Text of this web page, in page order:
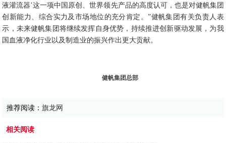
液灌流器’这一项中国原创、世界领先产品的高度认可，也是对健帆集团
创新能力、综合实力及市场地位的充分肯定。”健帆集团有关负责人表
示，未来健帆集团将继续发挥自身优势，持续推进创新驱动发展，为我
国血液净化行业以及制造业的振兴作出更大贡献。
健帆集团总部
推荐阅读：旗龙网
相关阅读